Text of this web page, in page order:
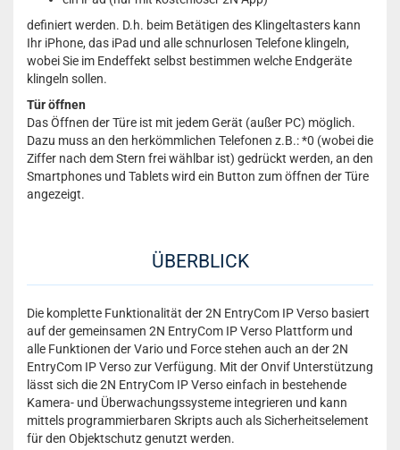
definiert werden. D.h. beim Betätigen des Klingeltasters kann
Ihr iPhone, das iPad und alle schnurlosen Telefone klingeln,
wobei Sie im Endeffekt selbst bestimmen welche Endgeräte
klingeln sollen.
Tür öffnen
Das Öffnen der Türe ist mit jedem Gerät (außer PC) möglich.
Dazu muss an den herkömmlichen Telefonen z.B.: *0 (wobei die
Ziffer nach dem Stern frei wählbar ist) gedrückt werden, an den
Smartphones und Tablets wird ein Button zum öffnen der Türe
angezeigt.
ÜBERBLICK
Die komplette Funktionalität der 2N EntryCom IP Verso basiert
auf der gemeinsamen 2N EntryCom IP Verso Plattform und
alle Funktionen der Vario und Force stehen auch an der 2N
EntryCom IP Verso zur Verfügung. Mit der Onvif Unterstützung
lässt sich die 2N EntryCom IP Verso einfach in bestehende
Kamera- und Überwachungssysteme integrieren und kann
mittels programmierbaren Skripts auch als Sicherheitselement
für den Objektschutz genutzt werden.